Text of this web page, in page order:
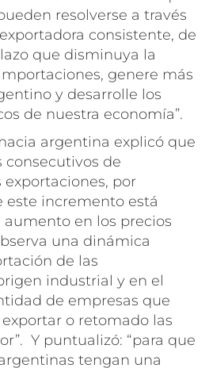
resolverse a través
consistente, de
que disminuya la
genere más
y desarrolle los
de nuestra economía”.
argentina explicó que
consecutivos de
por
este incremento está
en los precios
una dinámica
de las
industrial y en el
de empresas que
o retomado las
Y puntualizó: “para que
tengan una